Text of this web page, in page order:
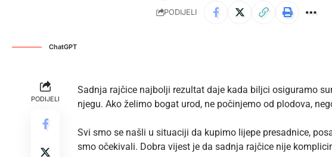
PODIJELI
ChatGPT
PODIJELI
Sadnja rajčice najbolji rezultat daje kada biljci osiguramo
njegu. Ako želimo bogat urod, ne počinjemo od plodova,
Svi smo se našli u situaciji da kupimo lijepe presadnice,
smo očekivali. Dobra vijest je da sadnja rajčice nije